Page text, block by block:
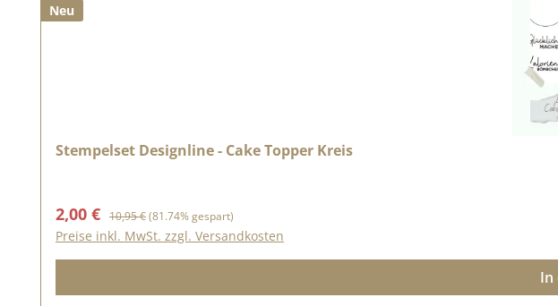
Neu
Stempelset Designline - Cake Topper Kreis
Verkaufspreis:
2,00 € Regulärer Preis:
10,95 €(81.74% gespart)
Preise inkl. MwSt. zzgl. Versandkosten
In